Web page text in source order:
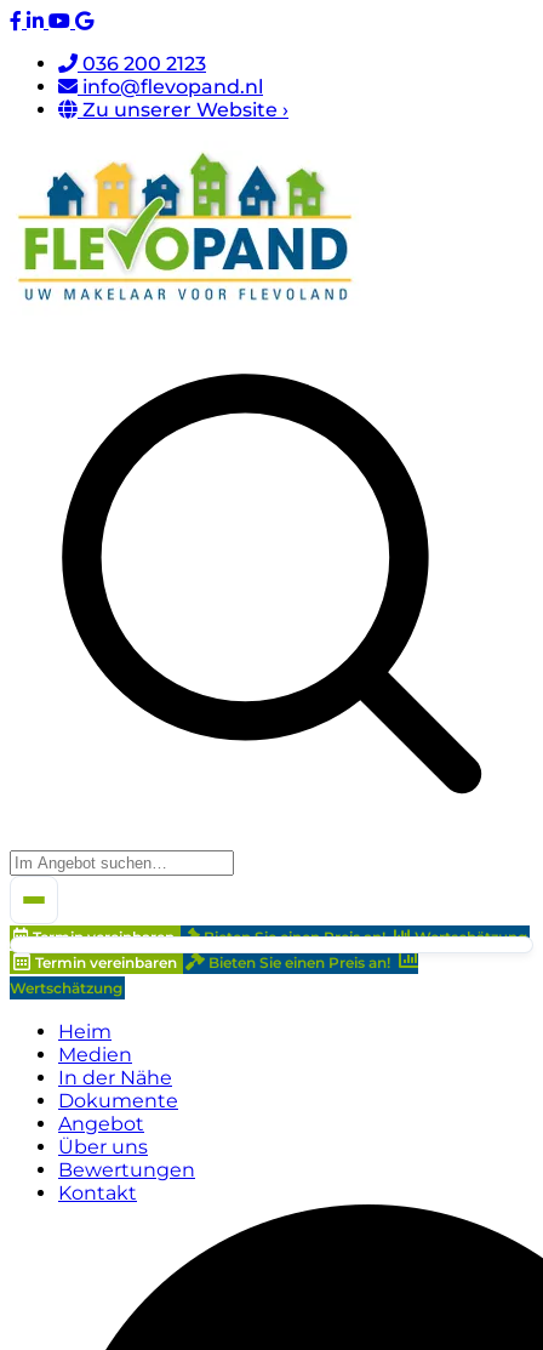
036 200 2123
info@flevopand.nl
Zu unserer Website ›
Termin vereinbaren Bieten Sie einen Preis an!
Wertschätzung
Termin vereinbaren
Bieten Sie einen Preis an!
Wertschätzung
Heim
Medien
In der Nähe
Dokumente
Angebot
Über uns
Bewertungen
Kontakt